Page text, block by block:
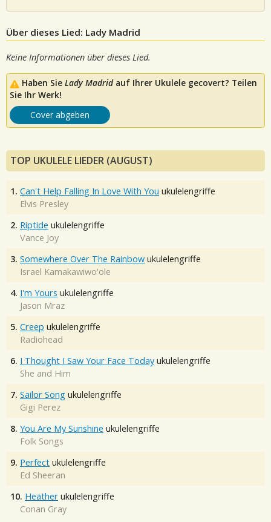
Über dieses Lied: Lady Madrid
Keine Informationen über dieses Lied.
Haben Sie Lady Madridauf Ihrer Ukulele gecovert? Teilen
Sie Ihr Werk!
Cover abgeben
TOP UKULELE LIEDER (AUGUST)
1. Can't Help Falling In Love With You ukulelengriffe
Elvis Presley
2. Riptide ukulelengriffe
Vance Joy
3. Somewhere Over The Rainbow ukulelengriffe
Israel Kamakawiwo'ole
4. I'm Yours ukulelengriffe
Jason Mraz
5. Creep ukulelengriffe
Radiohead
6. I Thought I Saw Your Face Today ukulelengriffe
She and Him
7. Sailor Song ukulelengriffe
Gigi Perez
8. You Are My Sunshine ukulelengriffe
Folk Songs
9. Perfect ukulelengriffe
Ed Sheeran
10. Heather ukulelengriffe
Conan Gray